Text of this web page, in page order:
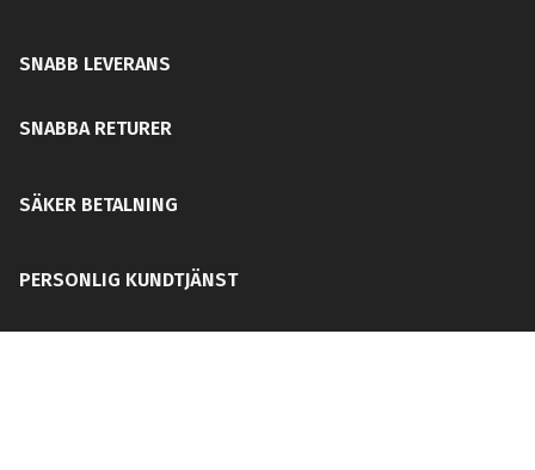
SNABB LEVERANS
SNABBA RETURER
SÄKER BETALNING
PERSONLIG KUNDTJÄNST